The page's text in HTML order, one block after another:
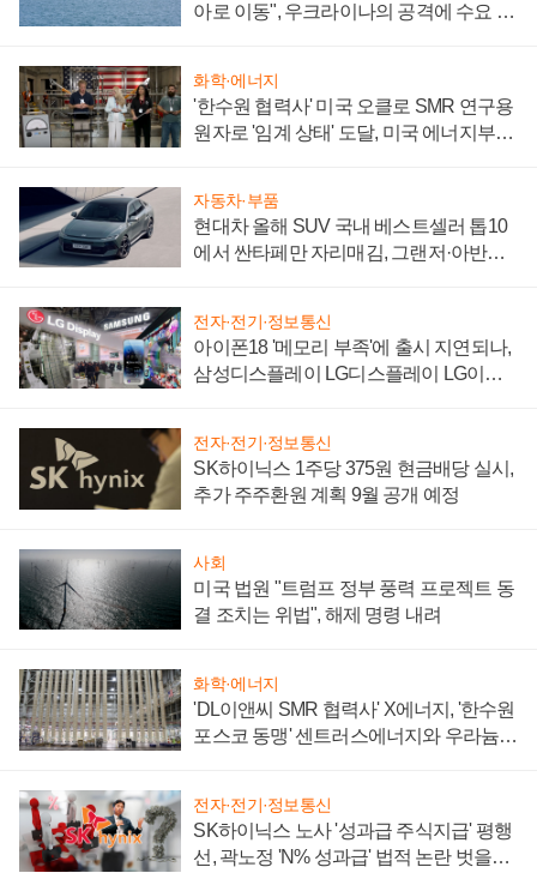
아로 이동", 우크라이나의 공격에 수요 늘
화학·에너지
'한수원 협력사' 미국 오클로 SMR 연구용
원자로 '임계 상태' 도달, 미국 에너지부
자동차·부품
현대차 올해 SUV 국내 베스트셀러 톱10
에서 싼타페만 자리매김, 그랜저·아반떼
전자·전기·정보통신
아이폰18 '메모리 부족'에 출시 지연되나,
삼성디스플레이 LG디스플레이 LG이노
전자·전기·정보통신
SK하이닉스 1주당 375원 현금배당 실시,
추가 주주환원 계획 9월 공개 예정
사회
미국 법원 "트럼프 정부 풍력 프로젝트 동
결 조치는 위법", 해제 명령 내려
화학·에너지
'DL이앤씨 SMR 협력사' X에너지, '한수원
포스코 동맹' 센트러스에너지와 우라늄
전자·전기·정보통신
SK하이닉스 노사 '성과급 주식지급' 평행
선, 곽노정 'N% 성과급' 법적 논란 벗을지